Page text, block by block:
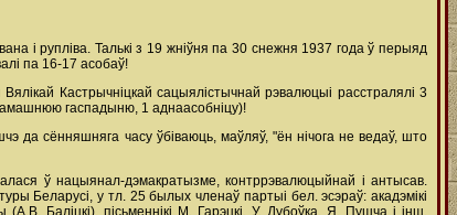
і рупліва. Талькі з 19 жніўня па 30 снежня 1937 года ў перыяд
па 16-17 асобаў!
Кастрычніцкай сацыялістычнай рэвалюцыі расстралялі 3
гаспадыню, 1 аднаасобніцу)!
да сённяшняга часу ўбіваюць, маўляў, "ён нічога не ведаў, што
ў нацыянал-дэмакратызме, контррэвалюцыйнай і антысав.
Беларусі, у тл. 25 былых членаў партыі бел. эсэраў: акадэмікі
Баліцкі), пісьменнікі М. Гарэцкі, У. Дубоўка, Я. Пушча і інш.